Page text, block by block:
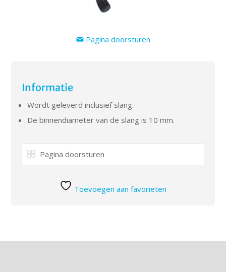
Pagina doorsturen
Informatie
Wordt geleverd inclusief slang.
De binnendiameter van de slang is 10 mm.
Pagina doorsturen
Toevoegen aan favorieten